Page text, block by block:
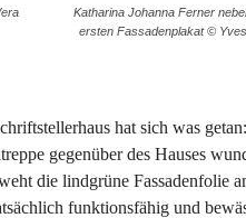
Katharina Johanna Ferner
ersten Fassadenplakat ©
hat sich was
gegenüber des Hauses
die lindgrüne Fassadenfolie
funktionsfähig und